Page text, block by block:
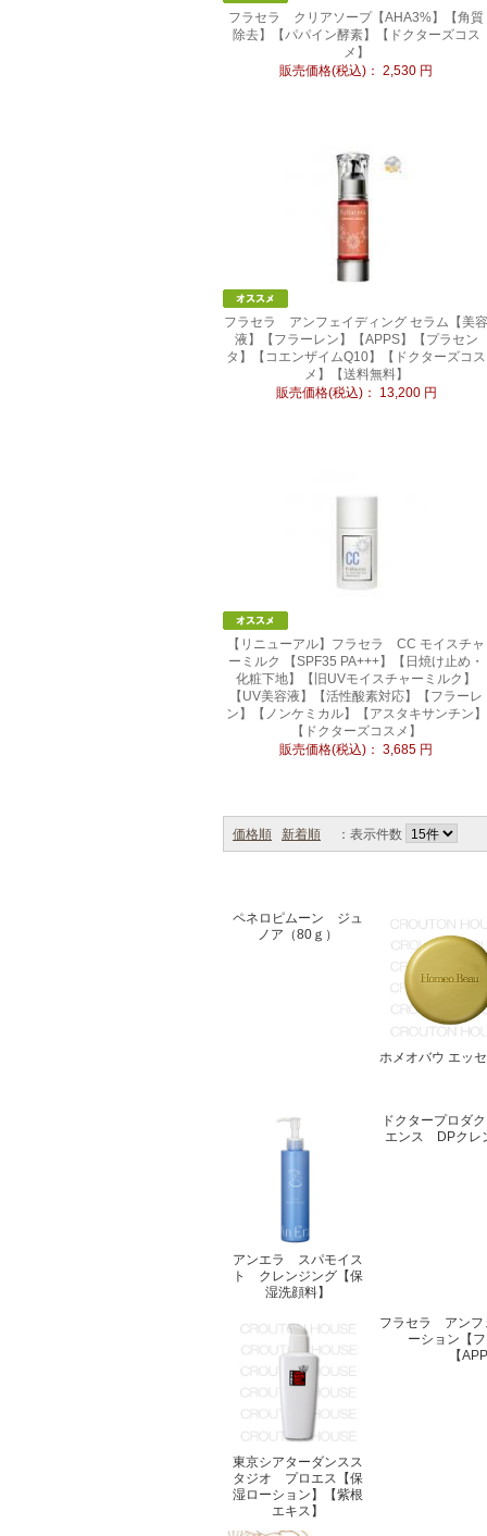
フラセラ クリアソープ【AHA3%】【角質
除去】【パパイン酵素】【ドクターズコス
メ】
販売価格(税込)： 2,530 円
フラセラ アンフェイディング セラム【美容
液】【フラーレン】【APPS】【プラセン
タ】【コエンザイムQ10】【ドクターズコス
メ】【送料無料】
販売価格(税込)：
13,200円
【リニューアル】フラセラ CC モイスチャ
ーミルク 【SPF35 PA+++】【日焼け止め・
化粧下地】【旧UVモイスチャーミルク】
【UV美容液】【活性酸素対応】【フラーレ
ン】【ノンケミカル】【アスタキサンチン】
【ドクターズコスメ】
販売価格(税込)： 3,685 円
価格順 新着順 ：表示件数
ペネロピムーン ジュ
ノア（80ｇ）
ホメオバウ エッ
アンエラ スパモイス
ト クレンジング【保
湿洗顔料】
ドクタープロダ
エンス DPクレ
東京シアターダンスス
タジオ プロエス【保
湿ローション】【紫根
エキス】
フラセラ アンフ
ーション【
【